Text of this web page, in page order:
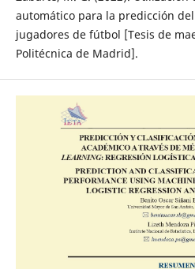
automático para la predicción
jugadores de fútbol [Tesis de
Politécnica de Madrid].